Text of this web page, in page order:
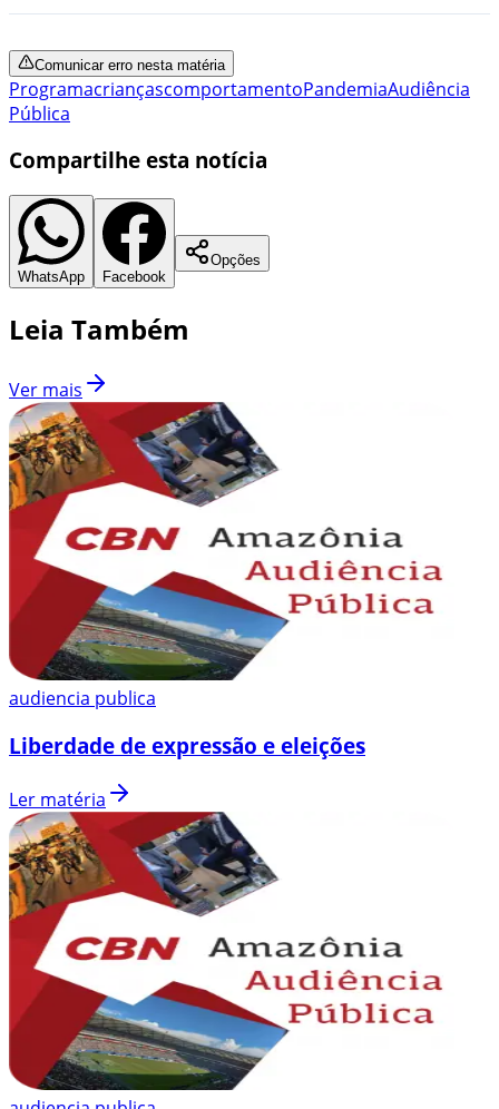
Comunicar erro nesta matéria
ProgramacriançascomportamentoPandemiaAudiência
Pública
Compartilhe esta notícia
WhatsApp Facebook
Opções
Leia Também
Ver mais
audiencia publica
Liberdade de expressão e eleições
Ler matéria